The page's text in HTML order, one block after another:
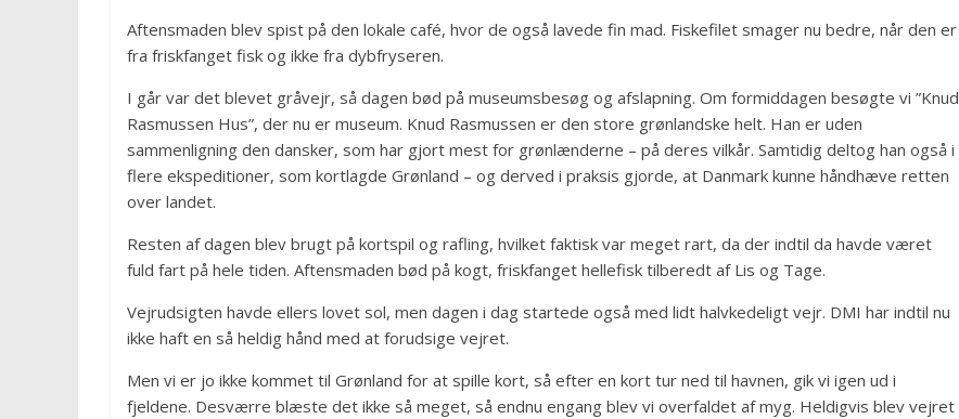
Aftensmaden blev spist på den lokale café, hvor de også lavede fin mad. Fiskefilet smager nu bedre, når den er
fra friskfanget fisk og ikke fra dybfryseren.
I går var det blevet gråvejr, så dagen bød på museumsbesøg og afslapning. Om formiddagen besøgte vi ”Knud
Rasmussen Hus”, der nu er museum. Knud Rasmussen er den store grønlandske helt. Han er uden
sammenligning den dansker, som har gjort mest for grønlænderne – på deres vilkår. Samtidig deltog han også i
flere ekspeditioner, som kortlagde Grønland – og derved i praksis gjorde, at Danmark kunne håndhæve retten
over landet.
Resten af dagen blev brugt på kortspil og rafling, hvilket faktisk var meget rart, da der indtil da havde været
fuld fart på hele tiden. Aftensmaden bød på kogt, friskfanget hellefisk tilberedt af Lis og Tage.
Vejrudsigten havde ellers lovet sol, men dagen i dag startede også med lidt halvkedeligt vejr. DMI har indtil nu
ikke haft en så heldig hånd med at forudsige vejret.
Men vi er jo ikke kommet til Grønland for at spille kort, så efter en kort tur ned til havnen, gik vi igen ud i
fjeldene. Desværre blæste det ikke så meget, så endnu engang blev vi overfaldet af myg. Heldigvis blev vejret